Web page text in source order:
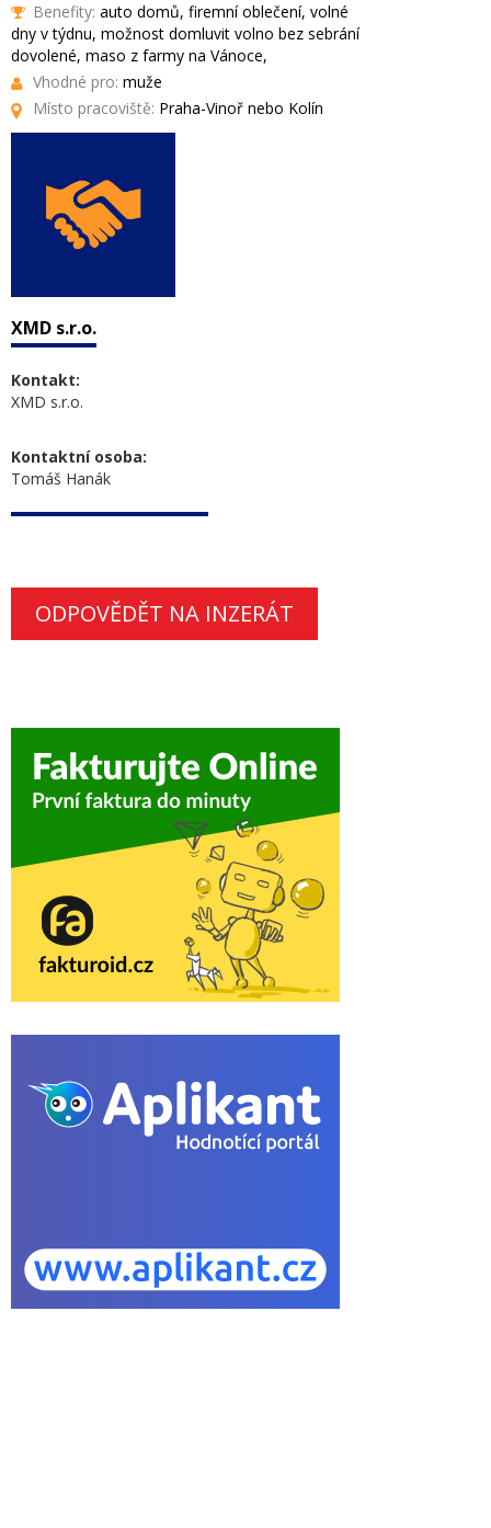
Benefity: auto domů, firemní oblečení, volné
dny v týdnu, možnost domluvit volno bez sebrání
dovolené, maso z farmy na Vánoce,
Vhodné pro: muže
Místo pracoviště: Praha-Vinoř nebo Kolín
XMD s.r.o.
Kontakt:
XMD s.r.o.
Kontaktní osoba:
Tomáš Hanák
ODPOVĚDĚT NA INZERÁT